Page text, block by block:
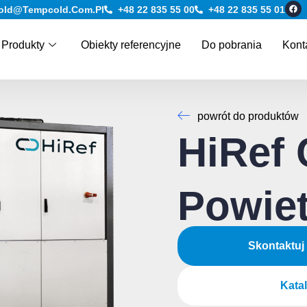
+48 22 835 55 00 +48 22 835 55 01
F
a
c
o
Produkty Obiekty referencyjne Do pobrania
powrót do produktów
HiRef
Skontaktuj